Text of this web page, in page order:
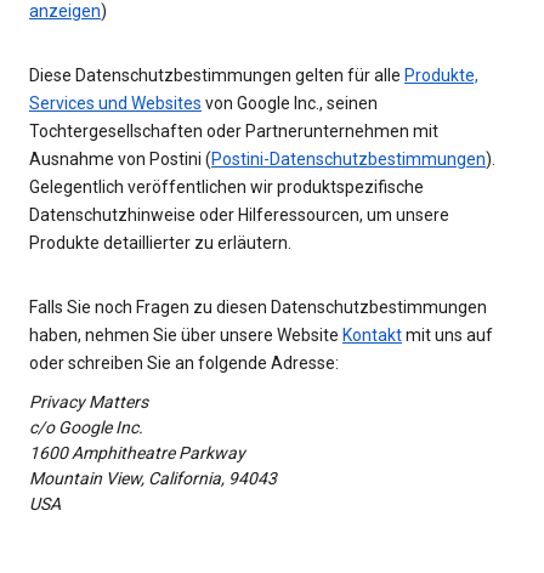
anzeigen)
Diese Datenschutzbestimmungen gelten für alle Produkte,
Services und Websites von Google Inc., seinen
Tochtergesellschaften oder Partnerunternehmen mit
Ausnahme von Postini (Postini-Datenschutzbestimmungen).
Gelegentlich veröffentlichen wir produktspezifische
Datenschutzhinweise oder Hilferessourcen, um unsere
Produkte detaillierter zu erläutern.
Falls Sie noch Fragen zu diesen Datenschutzbestimmungen
haben, nehmen Sie über unsere Website Kontaktmit uns auf
oder schreiben Sie an folgende Adresse:
Privacy Matters
c/o Google Inc.
1600 Amphitheatre Parkway
Mountain View, California, 94043
USA